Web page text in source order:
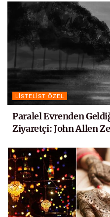
LISTELIST ÖZEL
Paralel Evrenden
Ziyaretçi: John Allen